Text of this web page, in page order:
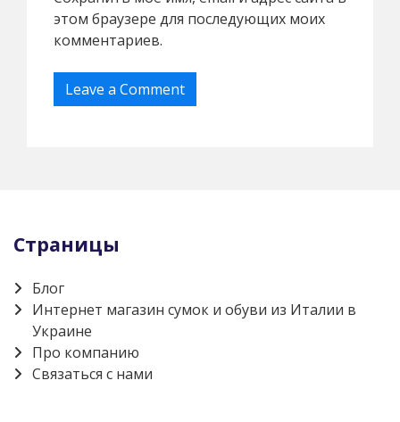
этом браузере для последующих моих
комментариев.
Страницы
Блог
Интернет магазин сумок и обуви из Италии в
Украине
Про компанию
Связаться с нами